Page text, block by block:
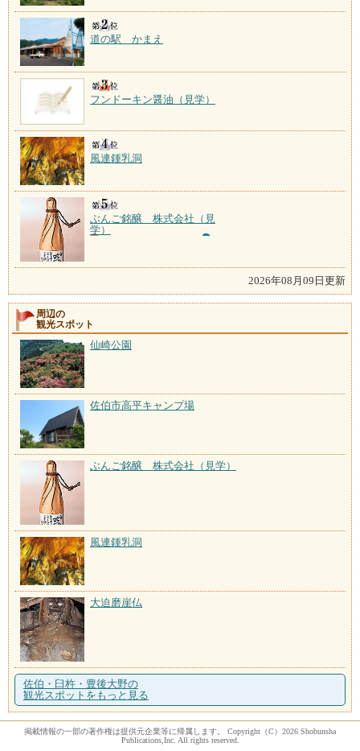
道の駅 かまえ
フンドーキン醤油（見学）
風連鍾乳洞
ぶんご銘醸 株式会社（見
学）
2026年08月09日更新
周辺の
観光スポット
仙崎公園
佐伯市高平キャンプ場
ぶんご銘醸 株式会社（見学）
風連鍾乳洞
大迫磨崖仏
佐伯・臼杵・豊後大野の
観光スポットをもっと見る
掲載情報の一部の著作権は提供元企業等に帰属します。 Copyright（C）2026 Shobunsha
Publications,Inc. All rights reserved.